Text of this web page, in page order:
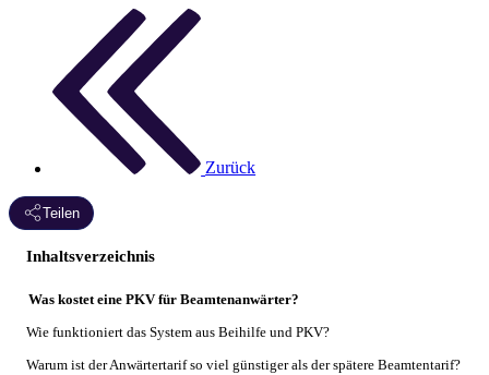
Zurück
Teilen
Inhaltsverzeichnis
Was kostet eine PKV für Beamtenanwärter?
Wie funktioniert das System aus Beihilfe und PKV?
Warum ist der Anwärtertarif so viel günstiger als der spätere Beamtentarif?